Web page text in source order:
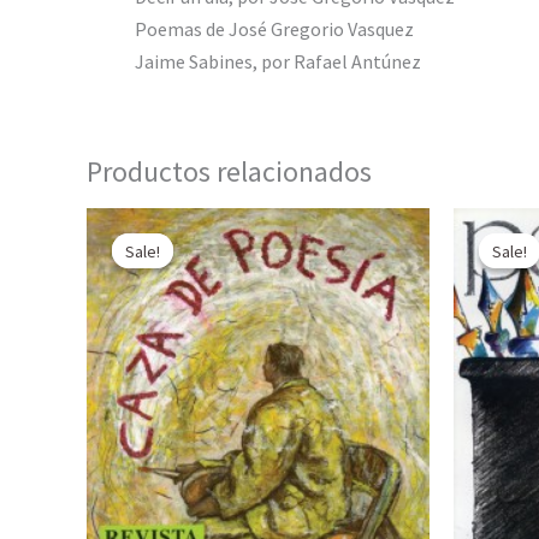
Poemas de José Gregorio Vasquez
Jaime Sabines, por Rafael Antúnez
Productos relacionados
Sale!
Sale! Sale!
Sale!